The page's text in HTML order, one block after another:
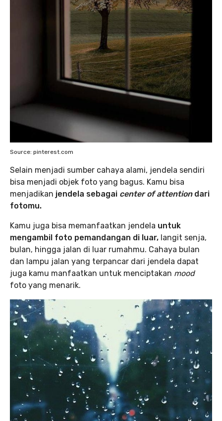
Source: pinterest.com
Selain menjadi sumber cahaya alami, jendela sendiri
bisa menjadi objek foto yang bagus. Kamu bisa
menjadikan jendela sebagai center of attention dari
fotomu.
Kamu juga bisa memanfaatkan jendela untuk
mengambil foto pemandangan di luar, langit senja,
bulan, hingga jalan di luar rumahmu. Cahaya bulan
dan lampu jalan yang terpancar dari jendela dapat
juga kamu manfaatkan untuk menciptakan mood
foto yang menarik.